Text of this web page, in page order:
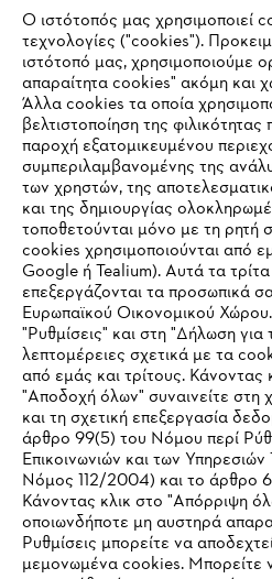
Service
Πολιτική απορρήτου Νομικό
Νομικές πληροφορίες
ANDREAS STIHL ΜΟΝΟΠΡΟΣΩΠΗ
ΥΠΟΚΑΤΑΣΤΗΜΑ ΚΥΠΡΟΥ
ΑΓ. ΑΝΔΡΕΟΥ 51 ΠΑΛΛΟΥΡΙΩΤΙΣΣΑ
1041 ΛΕΥΚΩΣΙΑ
ΚΥΠΡΟΣ
IHR BROWSER
UNTERSTÜTZT
Ο ιστότοπός μας χρησιμοποιεί
τεχνολογίες ("cookies").
ιστότοπό μας, χρησιμοποιούμε
απαραίτητα cookies" ακόμη και
Άλλα cookies τα οποία
βελτιστοποίηση της
παροχή εξατομικευμένου
συμπεριλαμβανομένης της
των χρηστών, της
και της δημιουργίας
τοποθετούνται μόνο με τη ρητή
cookies χρησιμοποιούνται από
Google ή Tealium). Αυτά τα
επεξεργάζονται τα προσωπικά
Ευρωπαϊκού Οικονομικού
"Ρυθμίσεις" και στη "Δήλωση
λεπτομέρειες σχετικά με τα
από εμάς και τρίτους. Κάνοντας
"Αποδοχή όλων" συναινείτε
και τη σχετική επεξεργασία
άρθρο 99(5) του Νόμου περί
Επικοινωνιών και των
Νόμος 112/2004) και το άρθρο
Κάνοντας κλικ στο "Απόρριψη
οποιωνδήποτε μη αυστηρά
Ρυθμίσεις μπορείτε να
μεμονωμένα cookies. Μπορείτε